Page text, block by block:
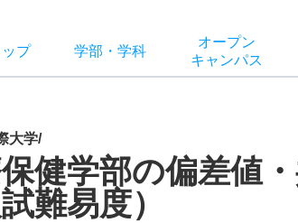
プ 学部 ・ 学科
オープン
キャンパス
大学/
健学部の偏差値
試難易度）